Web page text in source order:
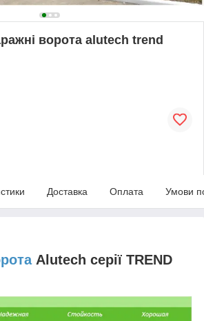
ворота alutech trend
Доставка Оплата Умови
Alutech серії TREND